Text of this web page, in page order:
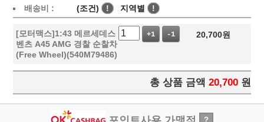
배송비 : (조건) ! 지역별 !
[모터맥스]1:43 메르세데스
벤츠 A45 AMG 경찰 순찰차
(Free Wheel)(540M79486)
+1 -1 20,700원
총 상품 금액 20,700 원
?